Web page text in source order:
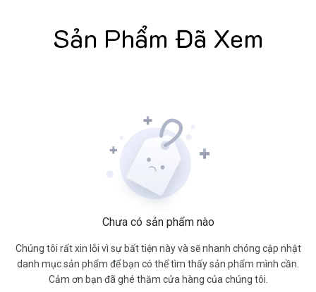
Sản Phẩm Đã Xem
Chưa có sản phẩm nào
Chúng tôi rất xin lỗi vì sự bất tiện này và sẽ nhanh chóng cập nhật
danh mục sản phẩm để bạn có thể tìm thấy sản phẩm mình cần.
Cảm ơn bạn đã ghé thăm cửa hàng của chúng tôi.